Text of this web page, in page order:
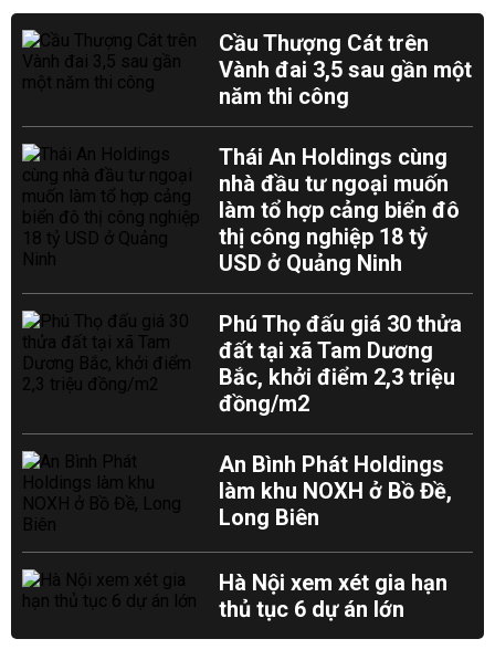
Cầu Thượng Cát trên
Vành đai 3,5 sau gần một
năm thi công
Thái An Holdings cùng
nhà đầu tư ngoại muốn
làm tổ hợp cảng biển đô
thị công nghiệp 18 tỷ
USD ở Quảng Ninh
Phú Thọ đấu giá 30 thửa
đất tại xã Tam Dương
Bắc, khởi điểm 2,3 triệu
đồng/m2
An Bình Phát Holdings
làm khu NOXH ở Bồ Đề,
Long Biên
Hà Nội xem xét gia hạn
thủ tục 6 dự án lớn